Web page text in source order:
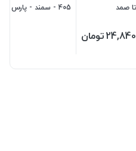
24,840تومان